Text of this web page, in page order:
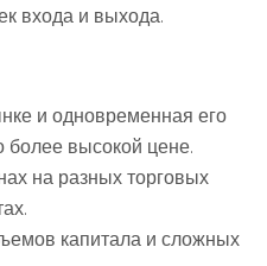
входа и выхода.
и одновременная его
более высокой цене.
на разных торговых
капитала и сложных